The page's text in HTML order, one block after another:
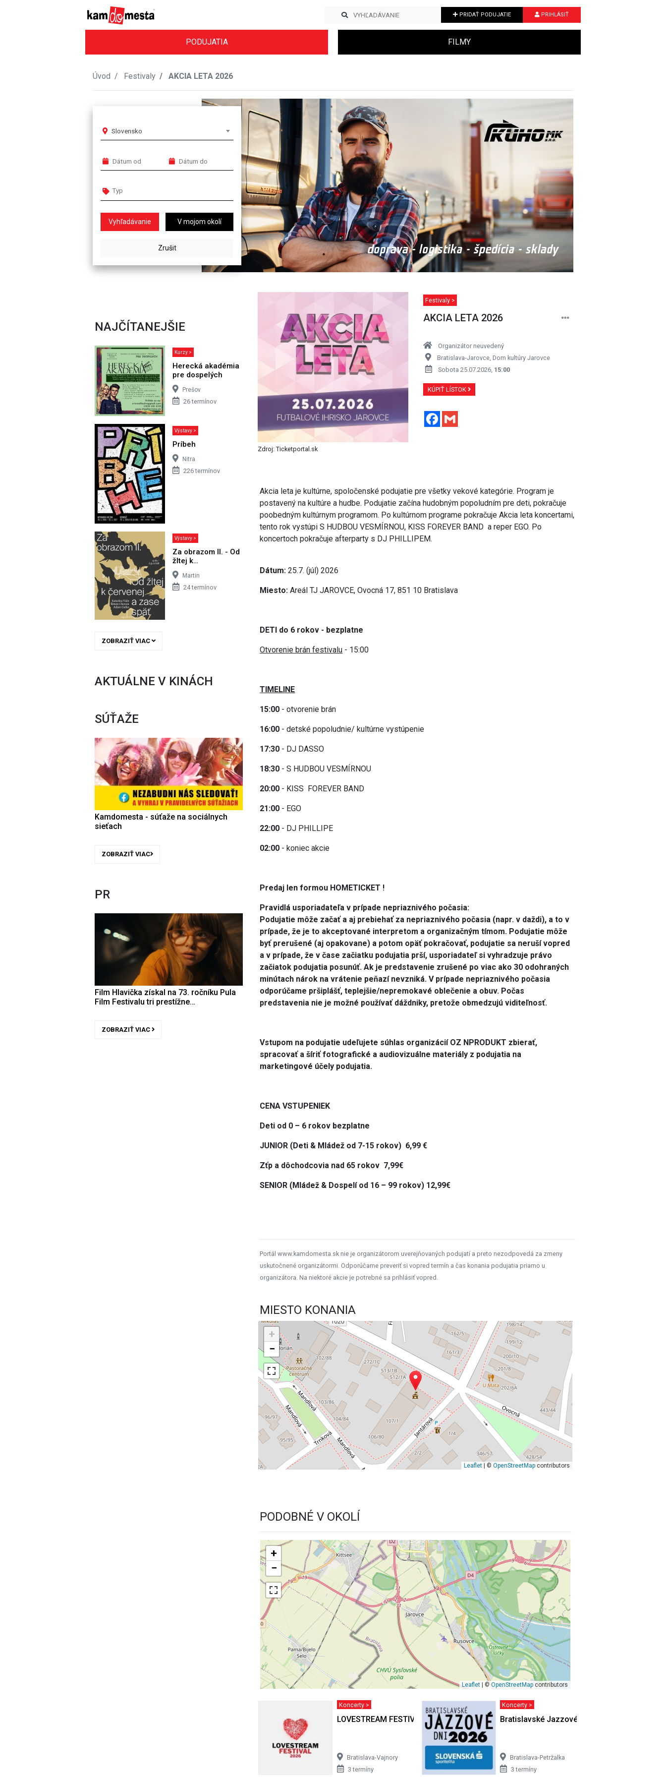
PRIDAŤ PODUJATIE PRIHLÁSIŤ
PODUJATIA FILMY
Úvod Festivaly AKCIA LETA 2026
Slovensko
V mojom okolí
Previous Next
NAJČÍTANEJŠIE
Kurzy >
Herecká akadémia
pre dospelých
Prešov
26 termínov
Výstavy >
Príbeh
Nitra
226 termínov
Výstavy >
Za obrazom II. - Od
žltej k…
Martin
24 termínov
ZOBRAZIŤ VIAC
AKTUÁLNE V KINÁCH
SÚŤAŽE
Kamdomesta - súťaže na sociálnych
sieťach
ZOBRAZIŤ VIAC
PR
Film Hlavička získal na 73. ročníku Pula
Film Festivalu tri prestížne…
ZOBRAZIŤ VIAC
Zdroj: Ticketportal.sk
Festivaly >
AKCIA LETA 2026
Organizátor neuvedený
Bratislava-Jarovce, Dom kultúry Jarovce
Sobota 25.07.2026, 15:00
KÚPIŤ LÍSTOK
Facebook
Akcia leta je kultúrne, spoločenské podujatie pre všetky vekové kategórie. Program je
postavený na kultúre a hudbe. Podujatie začína hudobným popoludním pre deti, pokračuje
poobedným kultúrnym programom. Po kultúrnom programe pokračuje Akcia leta koncertami,
tento rok vystúpi S HUDBOU VESMÍRNOU, KISS FOREVER BAND a reper EGO. Po
koncertoch pokračuje afterparty s DJ PHILLIPEM.
Dátum: 25.7. (júl) 2026
Miesto: Areál TJ JAROVCE, Ovocná 17, 851 10 Bratislava
DETI do 6 rokov - bezplatne
Otvorenie brán festivalu - 15:00
TIMELINE
15:00 - otvorenie brán
16:00 - detské popoludnie/ kultúrne vystúpenie
17:30 - DJ DASSO
18:30 - S HUDBOU VESMÍRNOU
20:00 - KISS FOREVER BAND
21:00 - EGO
22:00 - DJ PHILLIPE
02:00 - koniec akcie
Predaj len formou HOMETICKET !
Pravidlá usporiadateľa v prípade nepriaznivého počasia:
Podujatie môže začať a aj prebiehať za nepriaznivého počasia (napr. v daždi), a to v
prípade, že je to akceptované interpretom a organizačným tímom. Podujatie môže
byť prerušené (aj opakovane) a potom opäť pokračovať, podujatie sa neruší vopred
a v prípade, že v čase začiatku podujatia prší, usporiadateľ si vyhradzuje právo
začiatok podujatia posunúť. Ak je predstavenie zrušené po viac ako 30 odohraných
minútach nárok na vrátenie peňazí nevzniká. V prípade nepriaznivého počasia
odporúčame pršiplášť, teplejšie/nepremokavé oblečenie a obuv. Počas
predstavenia nie je možné používať dáždniky, pretože obmedzujú viditeľnosť.
Vstupom na podujatie udeľujete súhlas organizácií OZ NPRODUKT zbierať,
spracovať a šíriť fotografické a audiovizuálne materiály z podujatia na
marketingové účely podujatia.
CENA VSTUPENIEK
Deti od 0 – 6 rokov bezplatne
JUNIOR (Deti & Mládež od 7-15 rokov) 6,99 €
Zťp a dôchodcovia nad 65 rokov 7,99€
SENIOR (Mládež & Dospelí od 16 – 99 rokov) 12,99€
Portál www.kamdomesta.sk nie je organizátorom uverejňovaných podujatí a preto nezodpovedá za zmeny
uskutočnené organizátormi. Odporúčame preveriť si vopred termín a čas konania podujatia priamo u
organizátora. Na niektoré akcie je potrebné sa prihlásiť vopred.
MIESTO KONANIA
+
−
Leaflet| © OpenStreetMapcontributors
PODOBNÉ V OKOLÍ
+
−
Leaflet | ©OpenStreetMap contributors
Koncerty >
LOVESTREAM FESTIVAL 2026
Bratislava-Vajnory
3 termíny
Koncerty >
Bratislavské Jazzové Dni Slovenská…
Bratislava-Petržalka
3 termíny